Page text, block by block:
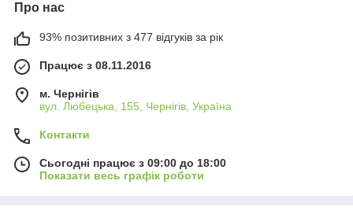
Про нас
93% позитивних з 477 відгуків за рік
Працює з 08.11.2016
м. Чернігів
вул. Любецька, 155, Чернігів, Україна
Контакти
Сьогодні працює з 09:00 до 18:00
Показати весь графік роботи